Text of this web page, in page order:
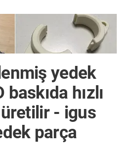
yedek
hızlı
- igus
parça